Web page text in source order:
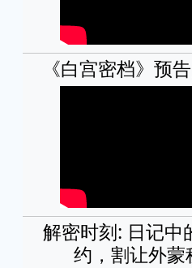
《白宫密档》预
解密时刻: 日记中
约，割让外蒙